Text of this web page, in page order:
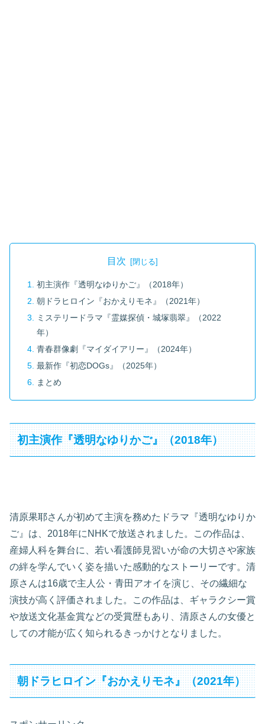
目次
初主演作『透明なゆりかご』（2018年）
朝ドラヒロイン『おかえりモネ』（2021年）
ミステリードラマ『霊媒探偵・城塚翡翠』（2022
年）
青春群像劇『マイダイアリー』（2024年）
最新作『初恋DOGs』（2025年）
まとめ
初主演作『透明なゆりかご』（2018年）
清原果耶さんが初めて主演を務めたドラマ『透明なゆりか
ご』は、2018年にNHKで放送されました。この作品は、
産婦人科を舞台に、若い看護師見習いが命の大切さや家族
の絆を学んでいく姿を描いた感動的なストーリーです。清
原さんは16歳で主人公・青田アオイを演じ、その繊細な
演技が高く評価されました。この作品は、ギャラクシー賞
や放送文化基金賞などの受賞歴もあり、清原さんの女優と
しての才能が広く知られるきっかけとなりました。
朝ドラヒロイン『おかえりモネ』（2021年）